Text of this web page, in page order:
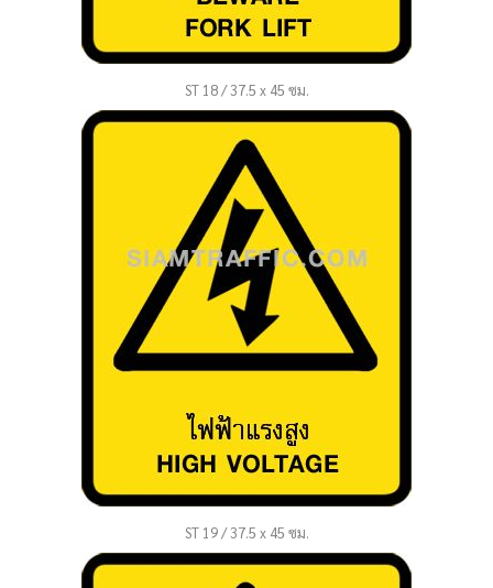
ST 18 / 37.5 x 45 ซม.
ST 19 / 37.5 x 45 ซม.